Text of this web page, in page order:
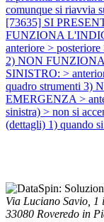
comunque si riavvia
[73635] SI
FUNZIONA
anteriore >
2) NON
SINISTRO: >
quadro strumenti 3)
EMERGENZA >
sinistra) > non si
(dettagli) 1) quando
Via Luciano Savio, 1
33080 Roveredo in